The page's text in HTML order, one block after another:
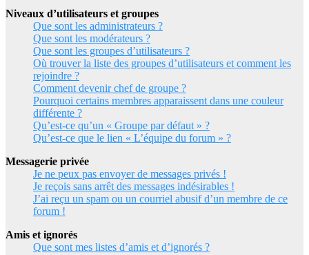
Niveaux d’utilisateurs et groupes
Que sont les administrateurs ?
Que sont les modérateurs ?
Que sont les groupes d’utilisateurs ?
Où trouver la liste des groupes d’utilisateurs et comment les
rejoindre ?
Comment devenir chef de groupe ?
Pourquoi certains membres apparaissent dans une couleur
différente ?
Qu’est-ce qu’un « Groupe par défaut » ?
Qu’est-ce que le lien « L’équipe du forum » ?
Messagerie privée
Je ne peux pas envoyer de messages privés !
Je reçois sans arrêt des messages indésirables !
J’ai reçu un spam ou un courriel abusif d’un membre de ce
forum !
Amis et ignorés
Que sont mes listes d’amis et d’ignorés ?